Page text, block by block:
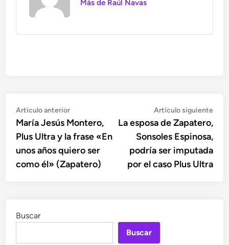
Más de Raúl Navas
Navegación
de
entradas
Artículo anteriorArtículo
anterior:
María Jesús Montero,
Plus Ultra y la frase «En
unos años quiero ser
como él» (Zapatero)
Artículo siguiente
La esposa de Zapatero,
Sonsoles Espinosa,
podría ser imputada
por el caso Plus Ultra
Buscar
Buscar